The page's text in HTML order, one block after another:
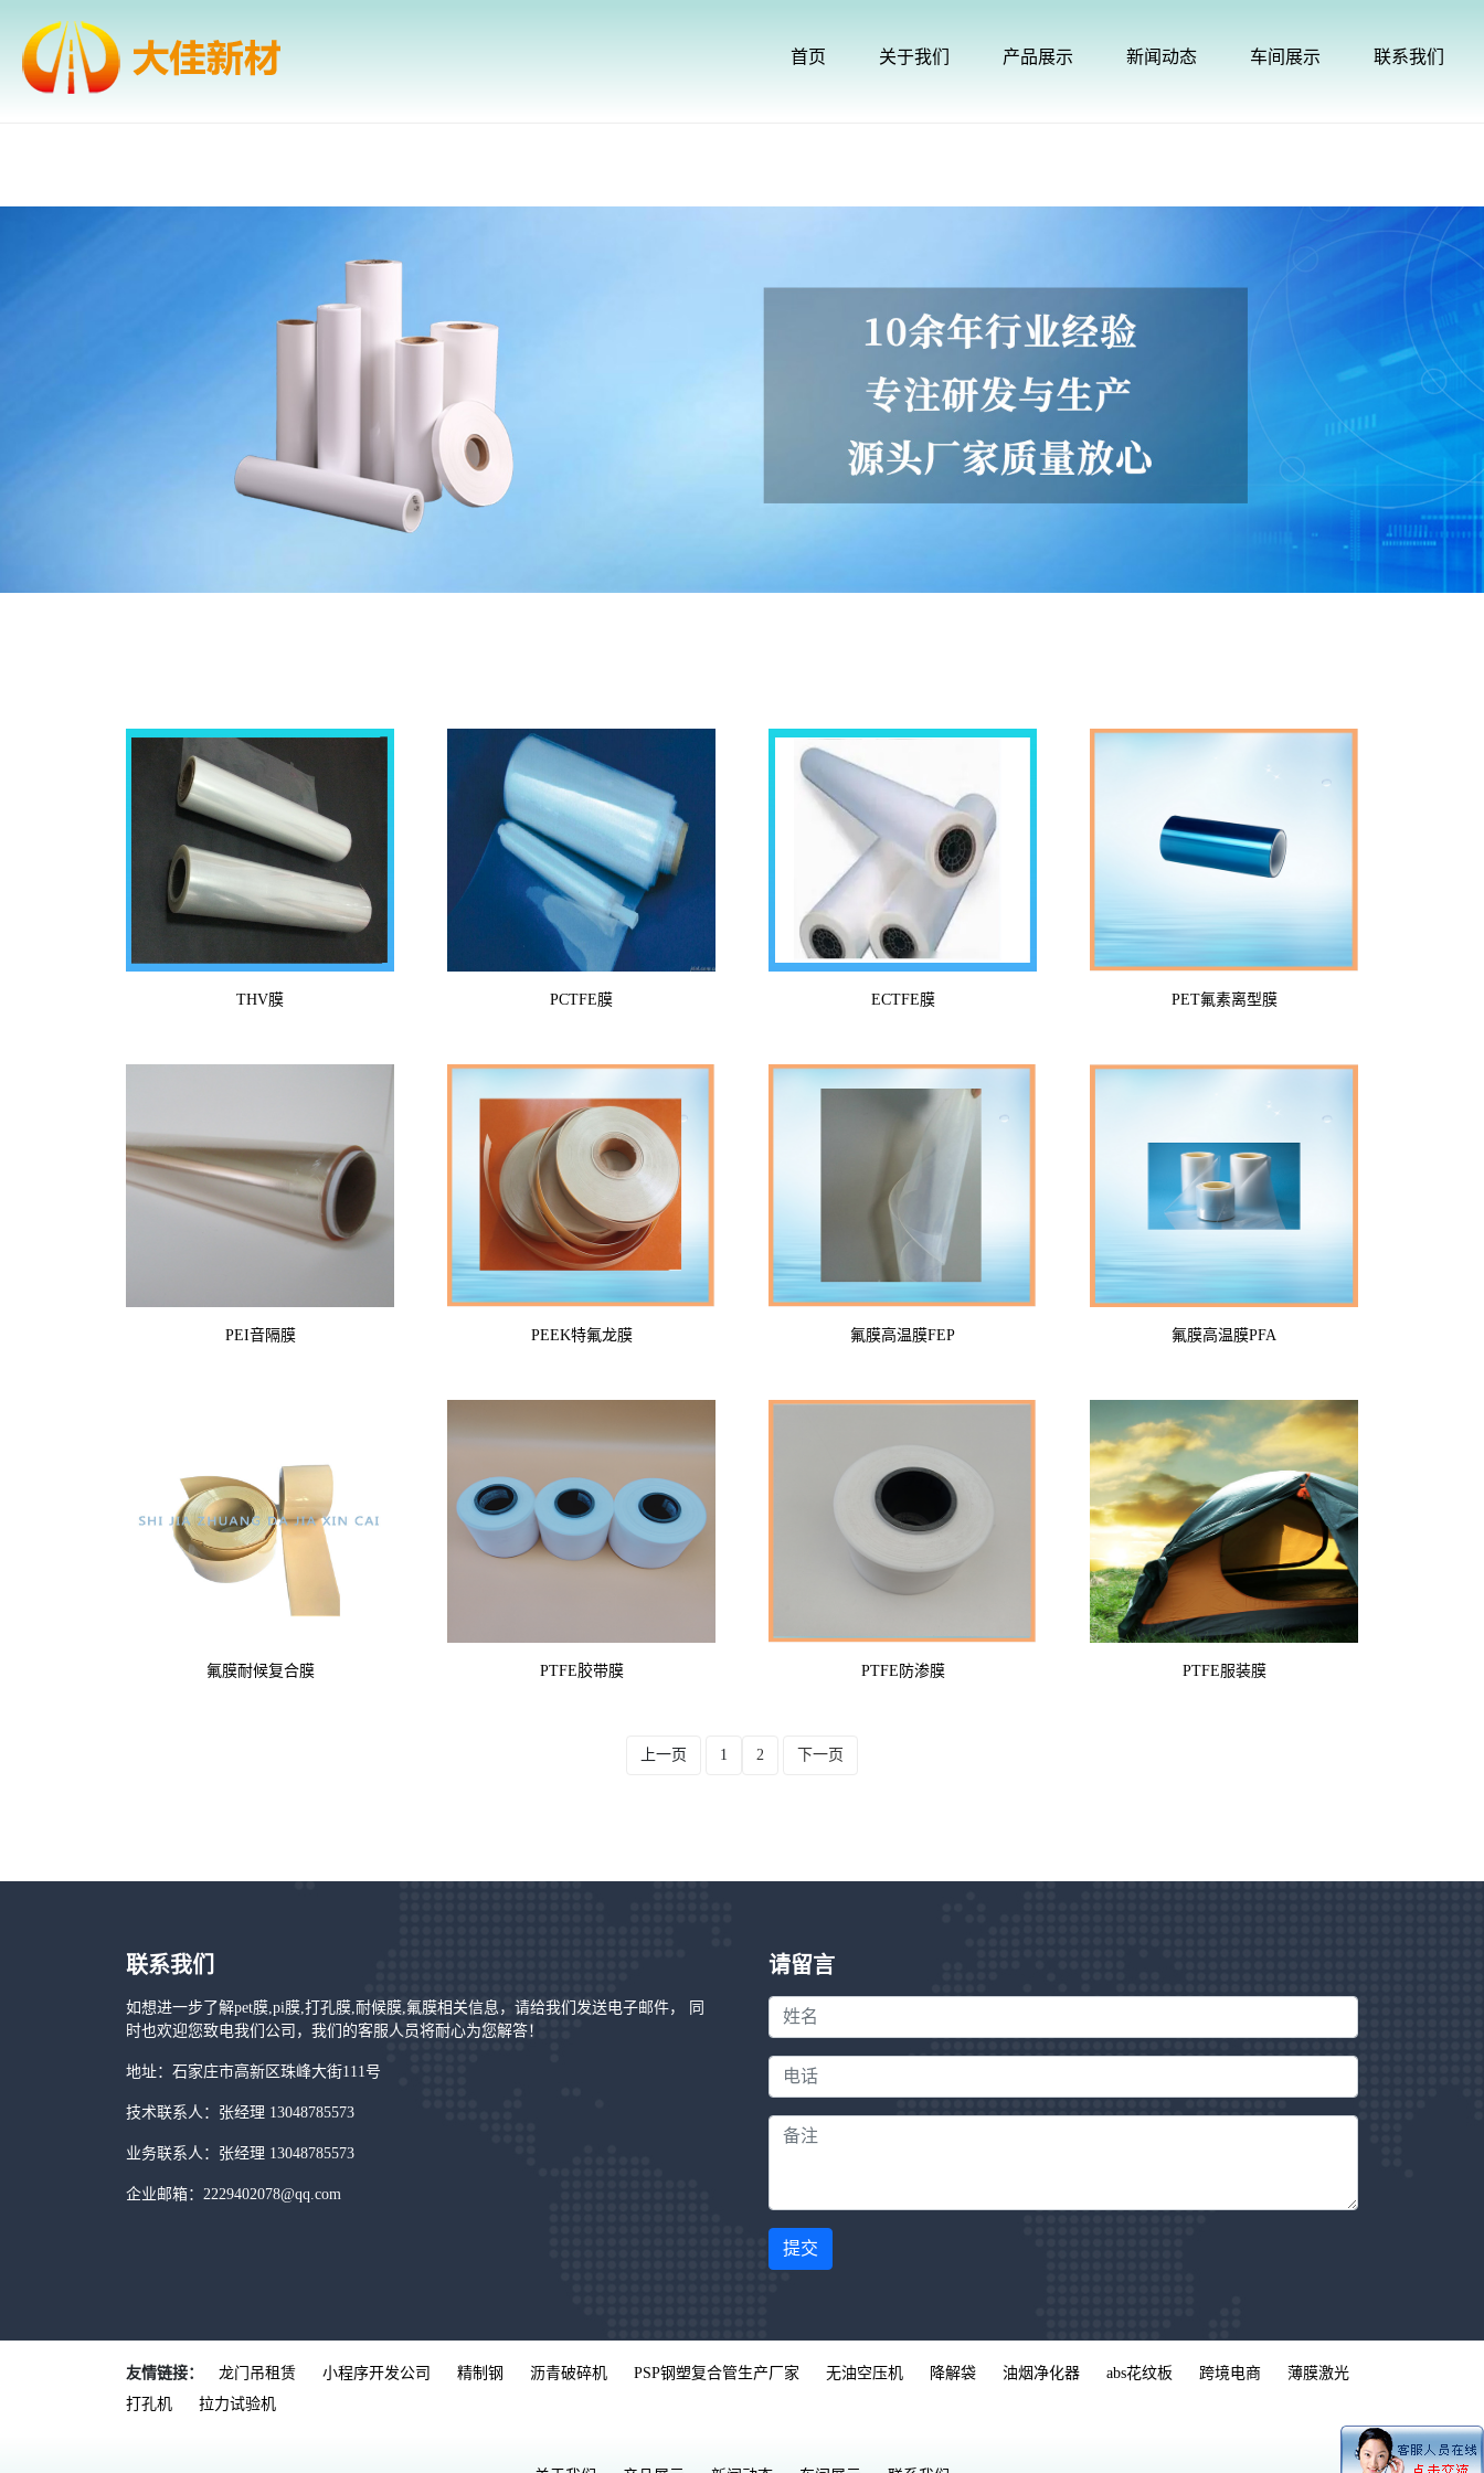
首页 关于我们 产品展示 新闻动态 车间展示 联系我们
THV膜 PCTFE膜 ECTFE膜 PET氟素离型膜
PEI音隔膜 PEEK特氟龙膜 氟膜高温膜FEP 氟膜高温膜PFA
氟膜耐候复合膜 PTFE胶带膜 PTFE防渗膜 PTFE服装膜
上一页 1 2 下一页
联系我们
如想进一步了解pet膜,pi膜,打孔膜,耐候膜,氟膜相关信息，请给我们发送电子邮件， 同
时也欢迎您致电我们公司，我们的客服人员将耐心为您解答！
地址：石家庄市高新区珠峰大街111号
技术联系人：张经理 13048785573
业务联系人：张经理 13048785573
企业邮箱：2229402078@qq.com
请留言
提交
友情链接： 龙门吊租赁 小程序开发公司 精制钢 沥青破碎机 PSP钢塑复合管生产厂家 无油空压机 降解袋 油烟净化器 abs花纹板 跨境电商
薄膜激光
打孔机
拉力试验机